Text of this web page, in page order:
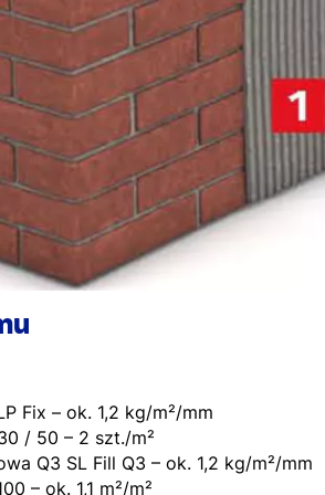
Fix – ok. 1,2 kg/m²/mm
/ 50 – 2 szt./m²
Q3 SL Fill Q3 – ok. 1,2 kg/m²/mm
– ok. 1,1 m²/m²